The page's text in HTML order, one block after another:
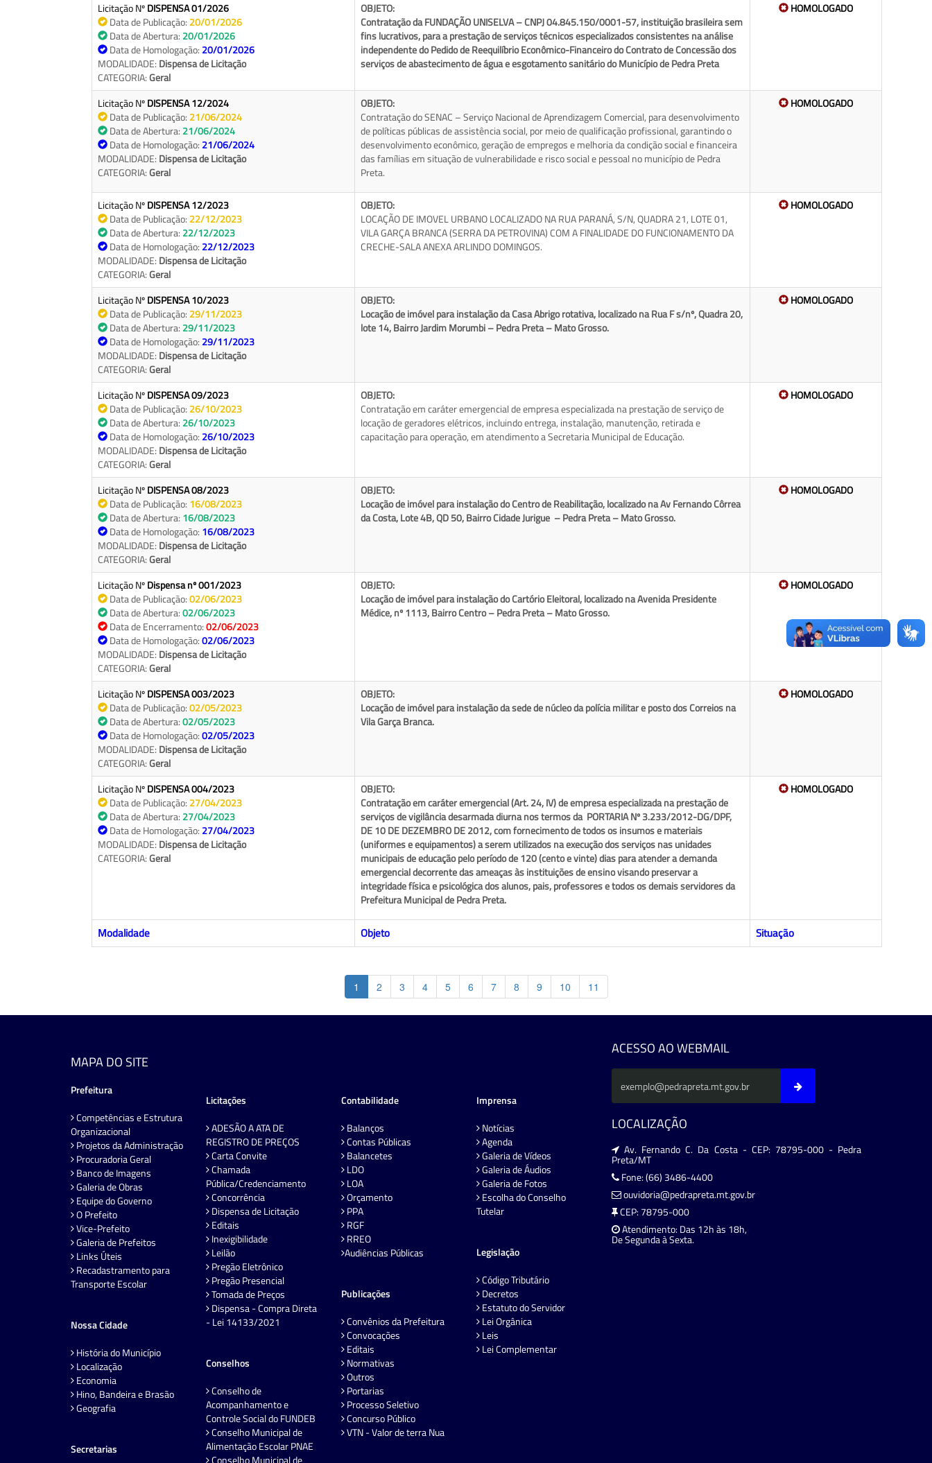
Modalidade Objeto Situação
Licitação NºDISPENSA 01/2026
Data de Publicação: 20/01/2026
Data de Abertura: 20/01/2026
Data de Homologação: 20/01/2026
MODALIDADE: Dispensa de Licitação
CATEGORIA:Geral
OBJETO:
Contratação da FUNDAÇÃO UNISELVA – CNPJ 04.845.150/0001-57, instituição brasileira sem
fins lucrativos, para a prestação de serviços técnicos especializados consistentes na análise
independente do Pedido de Reequilíbrio Econômico-Financeiro do Contrato de Concessão dos
serviços de abastecimento de água e esgotamento sanitário do Município de Pedra Preta
HOMOLOGADO
Licitação NºDISPENSA 12/2024
Data de Publicação: 21/06/2024
Data de Abertura: 21/06/2024
Data de Homologação: 21/06/2024
MODALIDADE: Dispensa de Licitação
CATEGORIA:Geral
OBJETO:
Contratação do SENAC – Serviço Nacional de Aprendizagem Comercial, para desenvolvimento
de políticas públicas de assistência social, por meio de qualificação profissional, garantindo o
desenvolvimento econômico, geração de empregos e melhoria da condição social e financeira
das famílias em situação de vulnerabilidade e risco social e pessoal no município de Pedra
Preta.
HOMOLOGADO
Licitação NºDISPENSA 12/2023
Data de Publicação: 22/12/2023
Data de Abertura: 22/12/2023
Data de Homologação: 22/12/2023
MODALIDADE: Dispensa de Licitação
CATEGORIA:Geral
OBJETO:
LOCAÇÃO DE IMOVEL URBANO LOCALIZADO NA RUA PARANÁ, S/N, QUADRA 21, LOTE 01,
VILA GARÇA BRANCA (SERRA DA PETROVINA) COM A FINALIDADE DO FUNCIONAMENTO DA
CRECHE-SALA ANEXA ARLINDO DOMINGOS.
HOMOLOGADO
Licitação NºDISPENSA 10/2023
Data de Publicação: 29/11/2023
Data de Abertura: 29/11/2023
Data de Homologação: 29/11/2023
MODALIDADE: Dispensa de Licitação
CATEGORIA:Geral
OBJETO:
Locação de imóvel para instalação da Casa Abrigo rotativa, localizado na Rua F s/nº, Quadra 20,
lote 14, Bairro Jardim Morumbi – Pedra Preta – Mato Grosso.
HOMOLOGADO
Licitação NºDISPENSA 09/2023
Data de Publicação: 26/10/2023
Data de Abertura: 26/10/2023
Data de Homologação: 26/10/2023
MODALIDADE: Dispensa de Licitação
CATEGORIA:Geral
OBJETO:
Contratação em caráter emergencial de empresa especializada na prestação de serviço de
locação de geradores elétricos, incluindo entrega, instalação, manutenção, retirada e
capacitação para operação, em atendimento a Secretaria Municipal de Educação.
HOMOLOGADO
Licitação NºDISPENSA 08/2023
Data de Publicação: 16/08/2023
Data de Abertura: 16/08/2023
Data de Homologação: 16/08/2023
MODALIDADE: Dispensa de Licitação
CATEGORIA:Geral
OBJETO:
Locação de imóvel para instalação do Centro de Reabilitação, localizado na Av Fernando Côrrea
da Costa, Lote 4B, QD 50, Bairro Cidade Jurigue – Pedra Preta – Mato Grosso.
HOMOLOGADO
Licitação NºDispensa nº 001/2023
Data de Publicação:02/06/2023
Data de Abertura:02/06/2023
Data de Encerramento:02/06/2023
Data de Homologação:02/06/2023
MODALIDADE: Dispensa de Licitação
CATEGORIA:Geral
OBJETO:
Locação de imóvel para instalação do Cartório Eleitoral, localizado na Avenida Presidente
Médice, nº 1113, Bairro Centro – Pedra Preta – Mato Grosso.
HOMOLOGADO
Licitação NºDISPENSA 003/2023
Data de Publicação:02/05/2023
Data de Abertura:02/05/2023
Data de Homologação:02/05/2023
MODALIDADE: Dispensa de Licitação
CATEGORIA:Geral
OBJETO:
Locação de imóvel para instalação da sede de núcleo da polícia militar e posto dos Correios na
Vila Garça Branca.
HOMOLOGADO
Licitação NºDISPENSA 004/2023
Data de Publicação: 27/04/2023
Data de Abertura: 27/04/2023
Data de Homologação: 27/04/2023
MODALIDADE: Dispensa de Licitação
CATEGORIA:Geral
OBJETO:
Contratação em caráter emergencial (Art. 24, IV) de empresa especializada na prestação de
serviços de vigilância desarmada diurna nos termos da PORTARIA Nº 3.233/2012-DG/DPF,
DE 10 DE DEZEMBRO DE 2012, com fornecimento de todos os insumos e materiais
(uniformes e equipamentos) a serem utilizados na execução dos serviços nas unidades
municipais de educação pelo período de 120 (cento e vinte) dias para atender a demanda
emergencial decorrente das ameaças às instituições de ensino visando preservar a
integridade física e psicológica dos alunos, pais, professores e todos os demais servidores da
Prefeitura Municipal de Pedra Preta.
HOMOLOGADO
1 2 3 4 5 6 7 8 9 10 11
MAPA DO SITE
Prefeitura
Competências e Estrutura
Organizacional
Projetos da Administração
Procuradoria Geral
Banco de Imagens
Galeria de Obras
Equipe do Governo
O Prefeito
Vice-Prefeito
Galeria de Prefeitos
Links Úteis
Recadastramento para
Transporte Escolar
Nossa Cidade
História do Município
Localização
Economia
Hino, Bandeira e Brasão
Geografia
Secretarias
Licitações
ADESÃO A ATA DE
REGISTRO DE PREÇOS
Carta Convite
Chamada
Pública/Credenciamento
Concorrência
Dispensa de Licitação
Editais
Inexigibilidade
Leilão
Pregão Eletrônico
Pregão Presencial
Tomada de Preços
Dispensa - Compra Direta
- Lei 14133/2021
Conselhos
Conselho de
Acompanhamento e
Controle Social do FUNDEB
Conselho Municipal de
Alimentação Escolar PNAE
Conselho Municipal de
Contabilidade
Balanços
Contas Públicas
Balancetes
LDO
LOA
Orçamento
PPA
RGF
RREO
Audiências Públicas
Publicações
Convênios da Prefeitura
Convocações
Editais
Normativas
Outros
Portarias
Processo Seletivo
Concurso Público
VTN - Valor de terra Nua
Imprensa
Notícias
Agenda
Galeria de Vídeos
Galeria de Áudios
Galeria de Fotos
Escolha do Conselho
Tutelar
Legislação
Código Tributário
Decretos
Estatuto do Servidor
Lei Orgânica
Leis
Lei Complementar
ACESSO AO WEBMAIL
LOCALIZAÇÃO
Av. Fernando C. Da Costa - CEP: 78795-000 - Pedra
Preta/MT
Fone: (66) 3486-4400
ouvidoria@pedrapreta.mt.gov.br
CEP: 78795-000
Atendimento: Das 12h às 18h,
De Segunda à Sexta.